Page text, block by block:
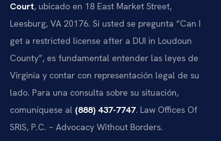
Court, ubicado en 18 East Market Street,
Leesburg, VA 20176. Si usted se pregunta “Can I
get a restricted license after a DUI in Loudoun
County”, es fundamental entender las leyes de
Virginia y contar con representación legal de su
lado. Para una consulta sobre su situación,
comuníquese al (888) 437-7747. Law Offices Of
SRIS, P.C. – Advocacy Without Borders.